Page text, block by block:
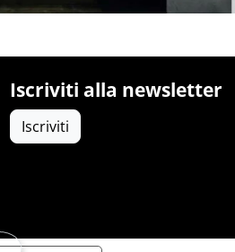
Iscriviti alla newsletter
Iscriviti